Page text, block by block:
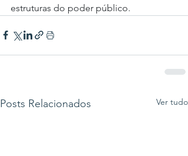
estruturas do poder público.
Posts Relacionados Ver tudo